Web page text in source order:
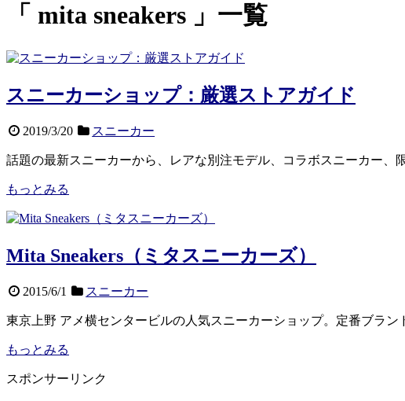
「 mita sneakers 」一覧
スニーカーショップ：厳選ストアガイド
2019/3/20 スニーカー
話題の最新スニーカーから、レアな別注モデル、コラボスニーカー
もっとみる
Mita Sneakers（ミタスニーカーズ）
2015/6/1 スニーカー
東京上野 アメ横センタービルの人気スニーカーショップ。定番ブラ
もっとみる
スポンサーリンク